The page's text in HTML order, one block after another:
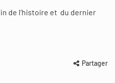
de l’histoire et du dernier
Partager